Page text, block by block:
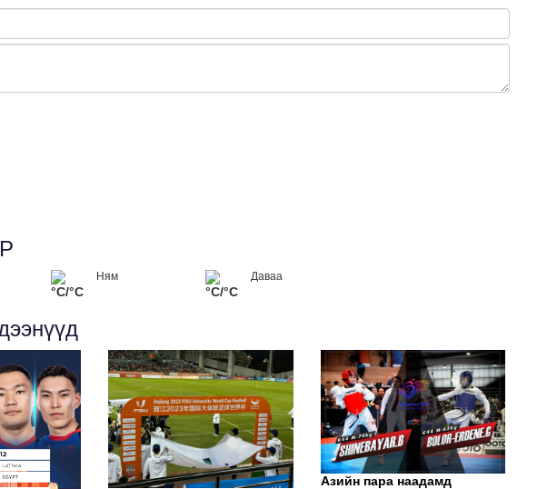
Ням
°C/°C
Даваа
°C/°C
Азийн пара наадамд